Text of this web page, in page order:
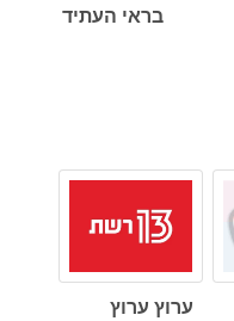
בראי העתיד
ערוץ ערוץ